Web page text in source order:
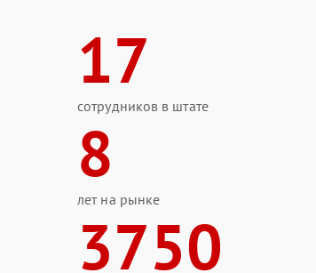
17
сотрудников в штате
8
лет на рынке
3750